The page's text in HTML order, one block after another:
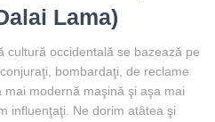
Lama)
cultură occidentală se bazează pe
bombardaţi, de reclame
modernă maşină şi aşa mai
influenţaţi. Ne dorim atâtea şi